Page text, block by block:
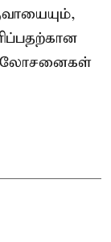
ஆலோசனைகள்